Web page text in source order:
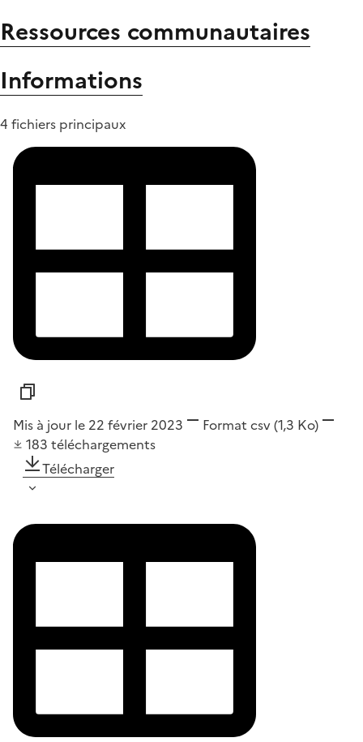
Ressources communautaires
Informations
4 fichiers principaux
Mis à jour le 22 février 2023 Format csv(1,3 Ko)
183 téléchargements
Télécharger